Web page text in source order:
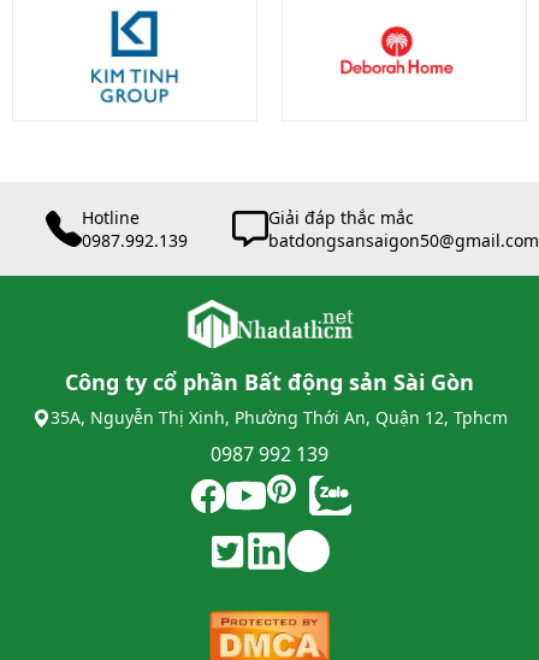
Hotline
0987.992.139
Giải đáp thắc mắc
batdongsansaigon50@gmail.com
Công ty cổ phần Bất động sản Sài Gòn
35A, Nguyễn Thị Xinh, Phường Thới An, Quận 12, Tphcm
0987 992 139